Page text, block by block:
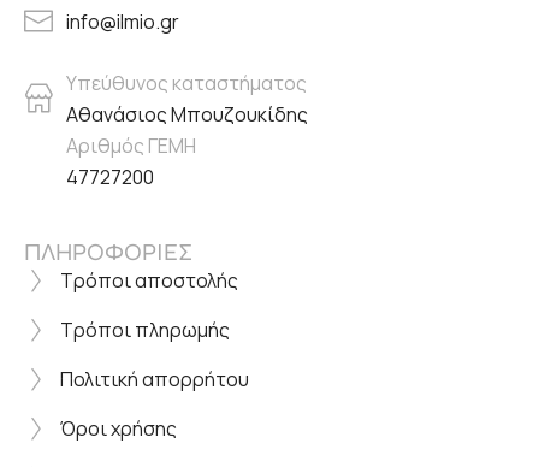
info@ilmio.gr
Υπεύθυνος καταστήματος
Αθανάσιος Μπουζουκίδης
Αριθμός ΓΕΜΗ
47727200
ΠΛΗΡΟΦΟΡΙΕΣ
Τρόποι αποστολής
Τρόποι πληρωμής
Πολιτική απορρήτου
Όροι χρήσης